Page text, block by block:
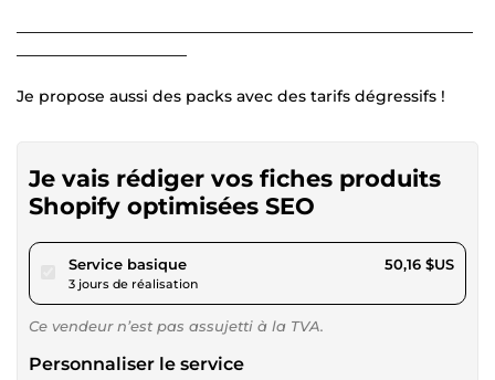
Je propose aussi des packs avec des tarifs dégressifs !
Je vais rédiger vos fiches produits
Shopify optimisées SEO
Service basiquepour 46,23 $US
3 jours de réalisation
50,16 $US
Ce vendeur n’est pas assujetti à la TVA.
Personnaliser le service